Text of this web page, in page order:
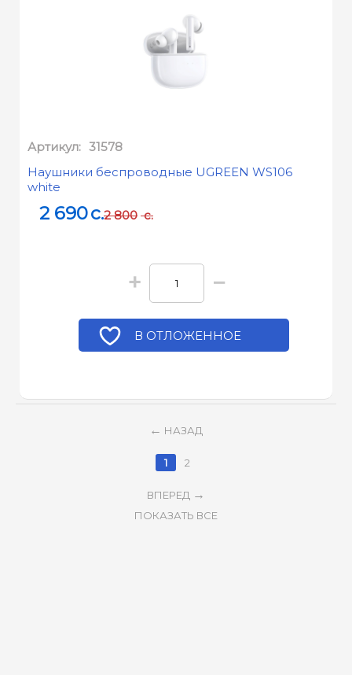
Артикул: 31578
Наушники беспроводные UGREEN WS106
white
2 690c.2 800 c.
+ −
В ОТЛОЖЕННОЕ
НАЗАД
1 2
ВПЕРЕД
ПОКАЗАТЬ ВСЕ